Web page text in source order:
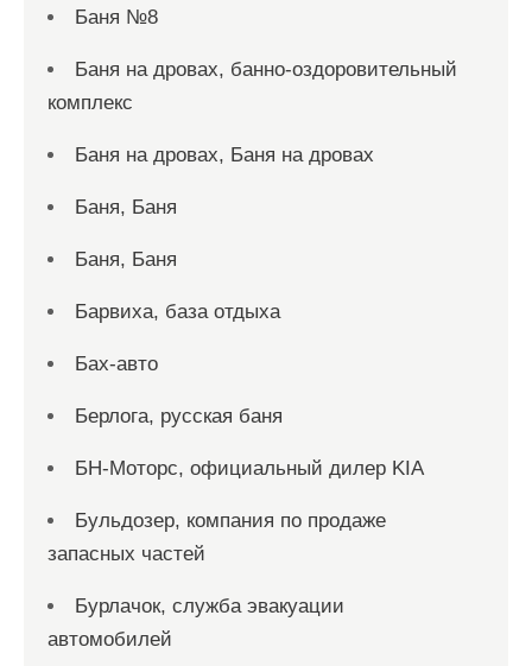
Баня №8
Баня на дровах, банно-оздоровительный
комплекс
Баня на дровах, Баня на дровах
Баня, Баня
Баня, Баня
Барвиха, база отдыха
Бах-авто
Берлога, русская баня
БН-Моторс, официальный дилер KIA
Бульдозер, компания по продаже
запасных частей
Бурлачок, служба эвакуации
автомобилей